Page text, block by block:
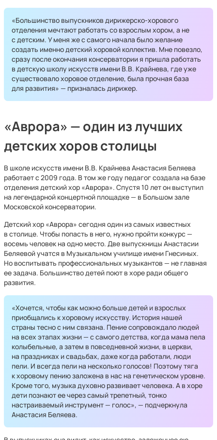
«Большинство выпускников дирижерско-хорового
отделения мечтают работать со взрослым хором, а не
с детским. У меня же с самого начала было желание
создать именно детский хоровой коллектив. Мне повезло,
сразу после окончания консерватории я пришла работать
в детскую школу искусств имени В.В. Крайнева, где уже
существовало хоровое отделение, была прочная база
для развития» — призналась дирижер.
«Аврора» — один из лучших
детских хоров столицы
В школе искусств имени В.В. Крайнева Анастасия Беляева
работает с 2009 года. В том же году педагог создала на базе
отделения детский хор «Аврора». Спустя 10 лет он выступил
на легендарной концертной площадке — в Большом зале
Московской консерватории.
Детский хор «Аврора» сегодня один из самых известных
в столице. Чтобы попасть в него, нужно пройти конкурс —
восемь человек на одно место. Две выпускницы Анастасии
Беляевой учатся в Музыкальном училище имени Гнесиных.
Но воспитывать профессиональных музыкантов — не главная
ее задача. Большинство детей поют в хоре ради общего
развития.
«Хочется, чтобы как можно больше детей и взрослых
приобщались к хоровому искусству. История нашей
страны тесно с ним связана. Пение сопровождало людей
на всех этапах жизни — с самого детства, когда мама пела
колыбельные, а затем в повседневной жизни, в церкви,
на праздниках и свадьбах, даже когда работали, люди
пели. И всегда пели на несколько голосов! Поэтому тяга
к хоровому пению заложена в нас на генетическом уровне.
Кроме того, музыка духовно развивает человека. А в хоре
дети познают ее через самый трепетный, тонко
настраиваемый инструмент — голос», — подчеркнула
Анастасия Беляева.